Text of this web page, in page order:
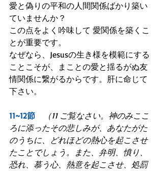
愛と偽りの平和の人間関係ばかり築い
ていませんか？
この点をよく吟味して 愛関係を築くこ
とが重要です。
なぜなら、Jesusの生き様を模範にする
ことこそが、まことの愛と揺るがぬ友
情関係に繋がるからです。肝に命じて
下さい。
11~12節 （11 ご覧なさい。神のみここ
ろに添ったその悲しみが、あなたがた
のうちに、どれほどの熱心を起こさせ
たことでしょう。また、弁明、憤り、
恐れ、慕う心、熱意を起こさせ、処罰